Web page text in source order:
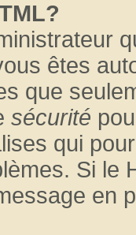
êtes
que
sécurité
qui
Si le
en